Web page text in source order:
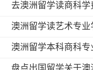
澳洲留学读艺术专
澳洲留学本科商科
盘点出国留学关于